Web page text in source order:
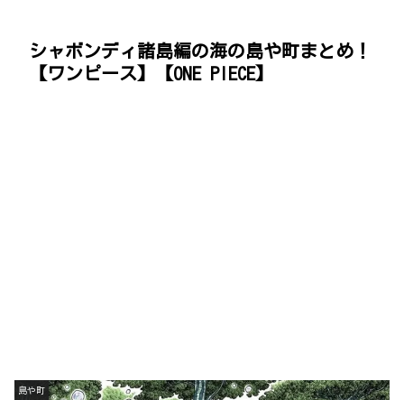
シャボンディ諸島編の海の島や町まとめ！
【ワンピース】【ONE PIECE】
島や町